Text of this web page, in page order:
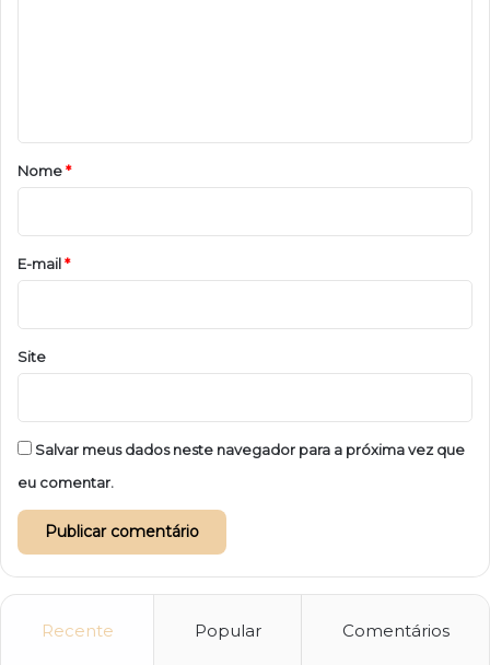
r
o
*
Nome*
E-mail*
Site
Salvar meus dados neste navegador para a próxima vez que
eu comentar.
Recente Popular Comentários